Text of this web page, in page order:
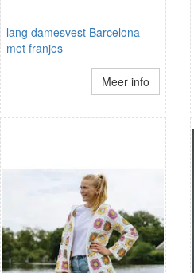
lang damesvest Barcelona
met franjes
Meer info